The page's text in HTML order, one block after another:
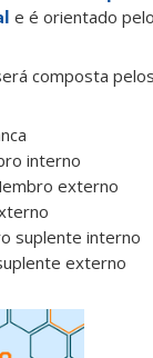
e é orientado pelo
composta
interno
externo
suplente interno
externo